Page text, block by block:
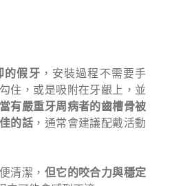
的假牙 ，安裝過程不需要手
住，或是吸附在牙齦上，並
當有嚴重牙周病者的齒槽骨被
的話 ，通常會建議配戴活動
清潔， 但它的咬合力與穩定